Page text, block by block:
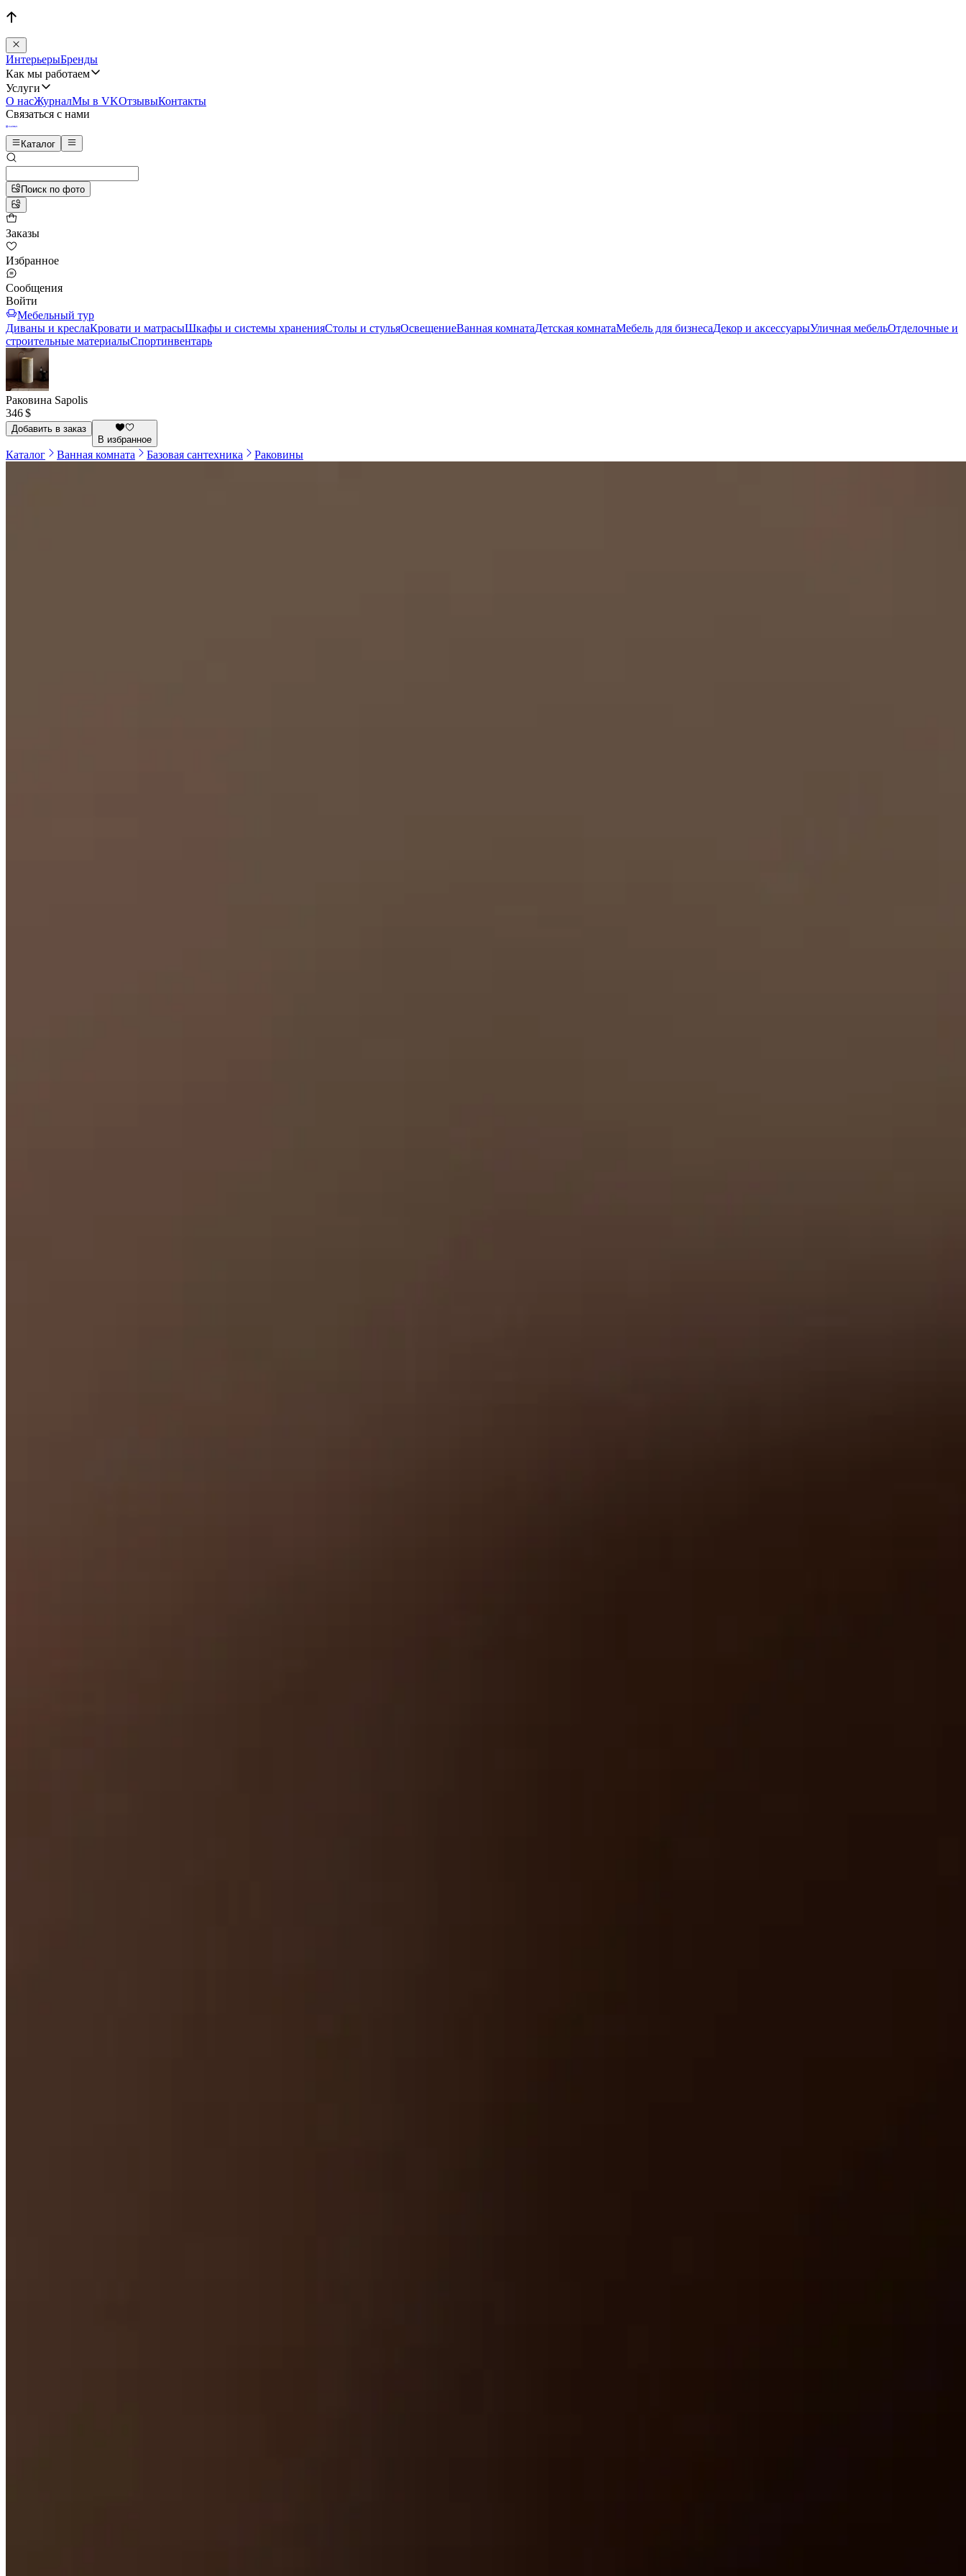
ИнтерьерыБренды
Как мы работаем
Услуги
О насЖурналМы в VKОтзывыКонтакты
Связаться с нами
Каталог
Поиск по фото
Заказы
Избранное
Сообщения
Войти
Мебельный тур
Диваны и креслаКровати и матрасыШкафы и системы храненияСтолы и стульяОсвещениеВанная комнатаДетская комнатаМебель для бизнесаДекор и аксессуарыУличная мебельОтделочные и
строительные материалыСпортинвентарь
Раковина Sapolis
346 $
Добавить в заказ
В избранное
Каталог Ванная комната Базовая сантехника Раковины